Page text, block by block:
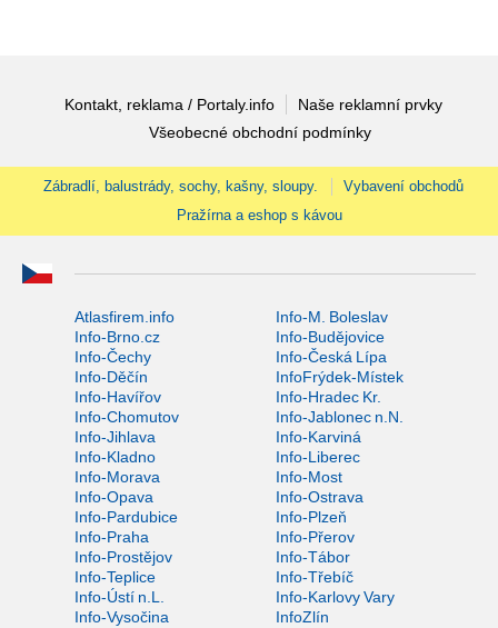
Kontakt, reklama / Portaly.info
Naše reklamní prvky
Všeobecné obchodní podmínky
Zábradlí, balustrády, sochy, kašny, sloupy.
Vybavení obchodů
Pražírna a eshop s kávou
Atlasfirem.info
Info-M. Boleslav
Info-Brno.cz
Info-Budějovice
Info-Čechy
Info-Česká Lípa
Info-Děčín
InfoFrýdek-Místek
Info-Havířov
Info-Hradec Kr.
Info-Chomutov
Info-Jablonec n.N.
Info-Jihlava
Info-Karviná
Info-Kladno
Info-Liberec
Info-Morava
Info-Most
Info-Opava
Info-Ostrava
Info-Pardubice
Info-Plzeň
Info-Praha
Info-Přerov
Info-Prostějov
Info-Tábor
Info-Teplice
Info-Třebíč
Info-Ústí n.L.
Info-Karlovy Vary
Info-Vysočina
InfoZlín